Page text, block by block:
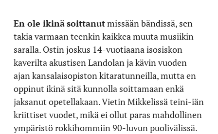
En ole ikinäsoittanutmissään bändissä, sen
takia varmaan teenkin kaikkea muuta musiikin
saralla. Ostin joskus 14-vuotiaana isosiskon
kaverilta akustisen Landolan ja kävin vuoden
ajan kansalaisopiston kitaratunneilla, mutta en
oppinut ikinä sitä kunnolla soittamaan enkä
jaksanut opetellakaan. Vietin Mikkelissä teini-iän
kriittiset vuodet, mikä ei ollut paras mahdollinen
ympäristö rokkihommiin 90-luvun puolivälissä.